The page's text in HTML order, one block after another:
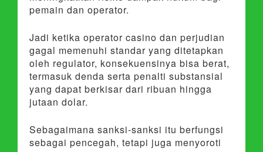
pemain dan operator.
Jadi ketika operator casino dan perjudian
gagal memenuhi standar yang ditetapkan
oleh regulator, konsekuensinya bisa berat,
termasuk denda serta penalti substansial
yang dapat berkisar dari ribuan hingga
jutaan dolar.
Sebagaimana sanksi-sanksi itu berfungsi
sebagai pencegah, tetapi juga menyoroti